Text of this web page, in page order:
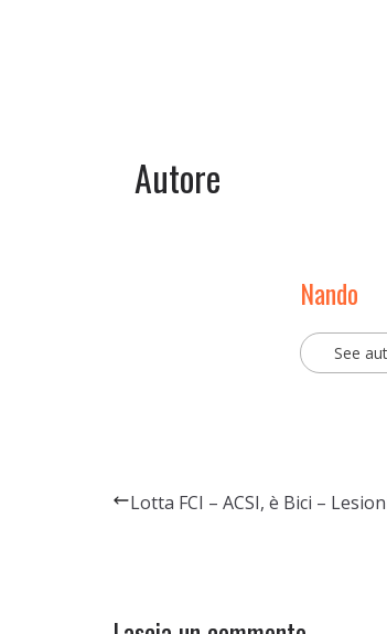
Autore
Nando
See
Lotta FCI – ACSI, è Bici –